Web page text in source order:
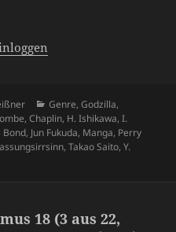
Kategorien
Genre,Godzilla,
,Chaplin, H. Ishikawa,I.
Bond, Jun Fukuda, Manga, Perry
,Takao Saito,Y.
18 (3 aus 22,